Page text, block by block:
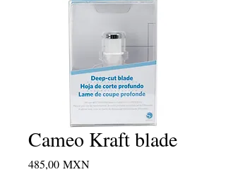
Cameo Kraft blade
485,00 MXNPrecio